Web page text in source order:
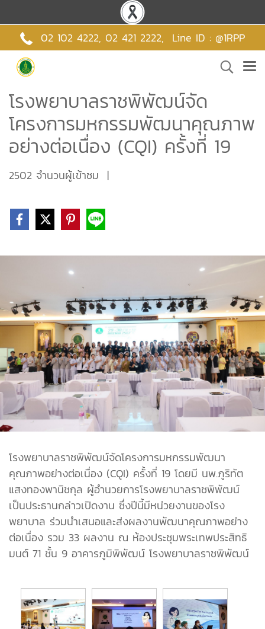
02 102 4222, 02 421 2222, Line ID : @1RPP
โรงพยาบาลราชพิพัฒน์จัด
โครงการมหกรรมพัฒนาคุณภาพ
อย่างต่อเนื่อง (CQI) ครั้งที่ 19
2502 จำนวนผู้เข้าชม |
โรงพยาบาลราชพิพัฒน์จัดโครงการมหกรรมพัฒนา
คุณภาพอย่างต่อเนื่อง (CQI) ครั้งที่ 19 โดยมี นพ.ภูริทัต
แสงทองพานิชกุล ผู้อำนวยการโรงพยาบาลราชพิพัฒน์
เป็นประธานกล่าวเปิดงาน ซึ่งปีนี้มีหน่วยงานของโรง
พยาบาล ร่วมนำเสนอและส่งผลงานพัฒนาคุณภาพอย่าง
ต่อเนื่อง รวม 33 ผลงาน ณ ห้องประชุมพระเทพประสิทธิ
มนต์ 71 ชั้น 9 อาคารภูมิพิพัฒน์ โรงพยาบาลราชพิพัฒน์